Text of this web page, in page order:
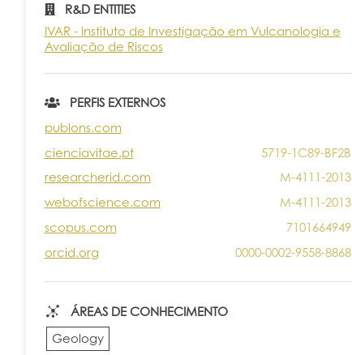
R&D ENTITIES
IVAR - Instituto de Investigação em Vulcanologia e
Avaliação de Riscos
PERFIS EXTERNOS
publons.com
cienciavitae.pt
5719-1C89-BF2B
researcherid.com
M-4111-2013
webofscience.com
M-4111-2013
scopus.com
7101664949
orcid.org
0000-0002-9558-8868
ÁREAS DE CONHECIMENTO
Geology